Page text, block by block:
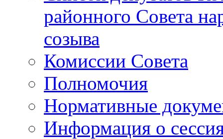
районного Совета
созыва
Комиссии Совета
Полномочия
Нормативные
Информация о